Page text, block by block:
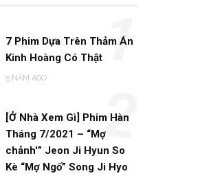
7 Phim Dựa Trên Thảm Án
Kinh Hoàng Có Thật
5 NĂM AGO
1
[Ở Nhà Xem Gì] Phim Hàn
Tháng 7/2021 – “Mợ
chảnh'” Jeon Ji Hyun So
Kè “Mợ Ngố” Song Ji Hyo
2